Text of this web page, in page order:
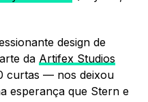
design de
da Artifex Studios
curtas — nos deixou
esperança que Stern e